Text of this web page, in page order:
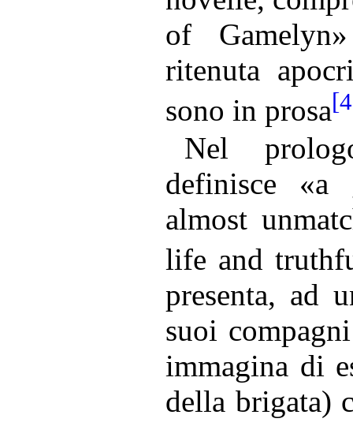
of
ritenuta
sono in prosa
Nel
definisce «a
almost
life and
presenta, ad
suoi
immagina di
della brigata)